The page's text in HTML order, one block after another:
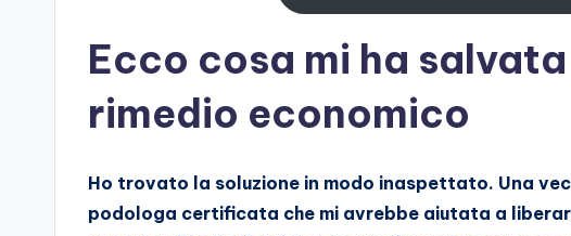
Ecco cosa mi ha
rimedio economico
Ho trovato la soluzione in modo inaspettato. Una
podologa certificata che mi avrebbe aiutata a